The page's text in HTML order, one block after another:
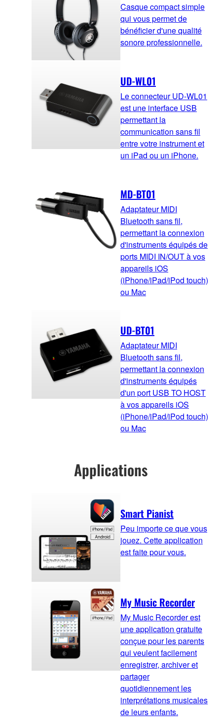
Casque compact simple
qui vous permet de
bénéficier d'une qualité
sonore professionnelle.
UD-WL01
Le connecteur UD-WL01
est une interface USB
permettant la
communication sans fil
entre votre instrument et
un iPad ou un iPhone.
MD-BT01
Adaptateur MIDI
Bluetooth sans fil,
permettant la connexion
d'instruments équipés de
ports MIDI IN/OUT à vos
appareils iOS
(iPhone/iPad/iPod touch)
ou Mac
UD-BT01
Adaptateur MIDI
Bluetooth sans fil,
permettant la connexion
d'instruments équipés
d'un port USB TO HOST
à vos appareils iOS
(iPhone/iPad/iPod touch)
ou Mac
Applications
Smart Pianist
Peu importe ce que vous
jouez. Cette application
est faite pour vous.
My Music Recorder
My Music Recorder est
une application gratuite
conçue pour les parents
qui veulent facilement
enregistrer, archiver et
partager
quotidiennement les
interprétations musicales
de leurs enfants.